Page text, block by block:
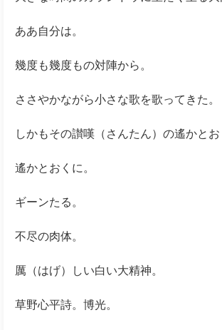
ああ自分は。
幾度も幾度もの対陣から。
ささやかながら小さな歌を歌ってきた。
しかもその讃嘆（さんたん）の遙かとお
遙かとおくに。
ギーンたる。
不尽の肉体。
厲（はげ）しい白い大精神。
草野心平詩。博光。